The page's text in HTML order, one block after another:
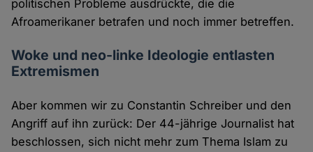
politischen Probleme ausdrückte, die die
Afroamerikaner betrafen und noch immer betreffen.
Woke und neo-linke Ideologie entlasten
Extremismen
Aber kommen wir zu Constantin Schreiber und den
Angriff auf ihn zurück: Der 44-jährige Journalist hat
beschlossen, sich nicht mehr zum Thema Islam zu